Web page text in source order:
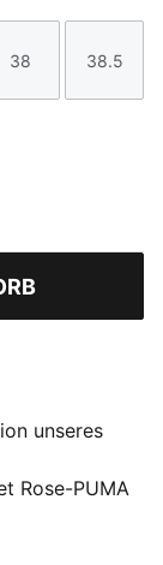
Größe
38
Größe
38.5
unseres
Welt der F1®
Grafiken.
die
Rose-PUMA